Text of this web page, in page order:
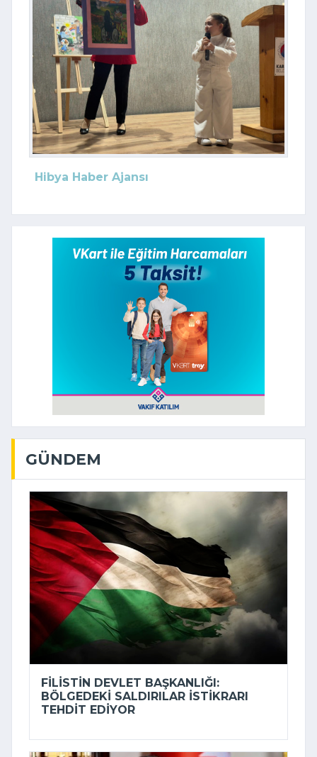
Hibya Haber Ajansı
GÜNDEM
FILISTIN DEVLET BAŞKANLIĞI:
BÖLGEDEKI SALDIRILAR ISTIKRARI
TEHDIT EDIYOR